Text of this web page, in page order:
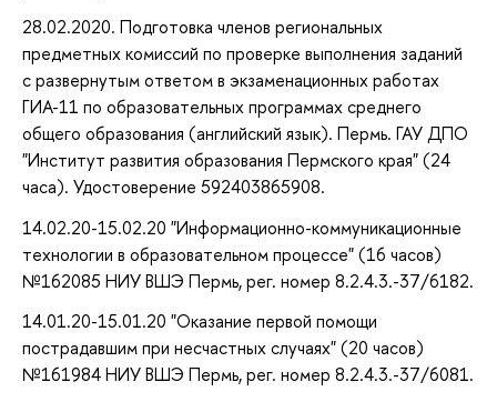
28.02.2020. Подготовка членов региональных
предметных комиссий по проверке выполнения заданий
с развернутым ответом в экзаменационных работах
ГИА-11 по образовательных программах среднего
общего образования (английский язык). Пермь. ГАУ ДПО
"Институт развития образования Пермского края" (24
часа). Удостоверение 592403865908.
14.02.20-15.02.20 "Информационно-коммуникационные
технологии в образовательном процессе" (16 часов)
№162085 НИУ ВШЭ Пермь, рег. номер 8.2.4.3.-37/6182.
14.01.20-15.01.20 "Оказание первой помощи
пострадавшим при несчастных случаях" (20 часов)
№161984 НИУ ВШЭ Пермь, рег. номер 8.2.4.3.-37/6081.